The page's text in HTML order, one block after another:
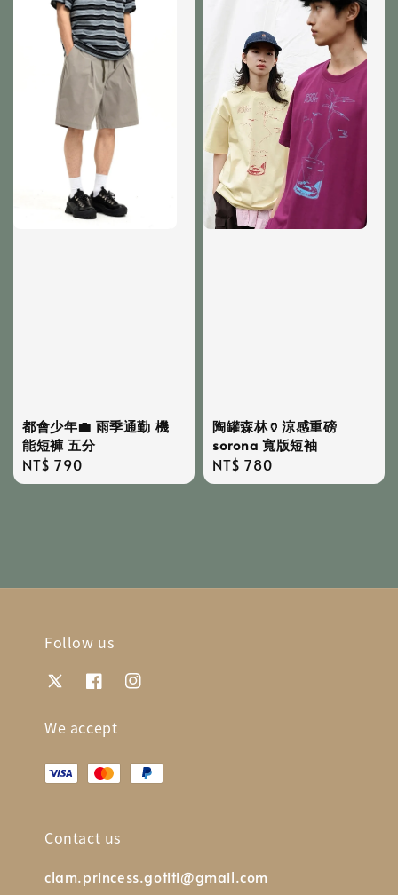
都會少年💼 雨季通勤 機
能短褲 五分
Regular
price
NT$ 790
陶罐森林🏺涼感重磅
sorona 寬版短袖
Regular
price
NT$ 780
Follow us
We accept
Contact us
clam.princess.gotiti@gmail.com